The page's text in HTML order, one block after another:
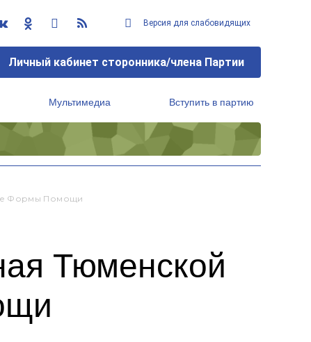
Версия для слабовидящих
Личный кабинет сторонника/члена Партии
Мультимедиа Вступить в партию
Формы Помощи
Тюменской